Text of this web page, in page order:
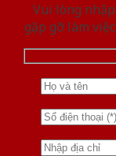
Vui lòng
gặp gỡ làm